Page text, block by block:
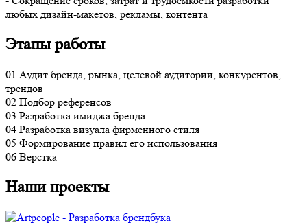
любых дизайн-макетов, рекламы, контента
Этапы работы
01 Аудит бренда, рынка, целевой аудитории, конкурентов,
трендов
02 Подбор референсов
03 Разработка имиджа бренда
04 Разработка визуала фирменного стиля
05 Формирование правил его использования
06 Верстка
Наши проекты